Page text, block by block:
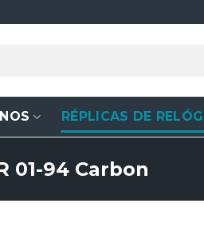
RÉPLICAS DE
01-94 Carbon